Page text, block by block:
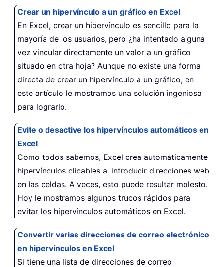
Crear un hipervínculo a un gráfico en Excel
En Excel, crear un hipervínculo es sencillo para la
mayoría de los usuarios, pero ¿ha intentado alguna
vez vincular directamente un valor a un gráfico
situado en otra hoja? Aunque no existe una forma
directa de crear un hipervínculo a un gráfico, en
este artículo le mostramos una solución ingeniosa
para lograrlo.
Evite o desactive los hipervínculos automáticos en
Excel
Como todos sabemos, Excel crea automáticamente
hipervínculos clicables al introducir direcciones web
en las celdas. A veces, esto puede resultar molesto.
Hoy le mostramos algunos trucos rápidos para
evitar los hipervínculos automáticos en Excel.
Convertir varias direcciones de correo electrónico
en hipervínculos en Excel
Si tiene una lista de direcciones de correo